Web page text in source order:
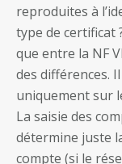
reproduites à
type de certificat
que entre la NF
des différences.
uniquement sur
La saisie des
détermine juste
compte (si le